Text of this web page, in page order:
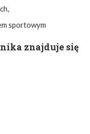
sportowym
znajduje się